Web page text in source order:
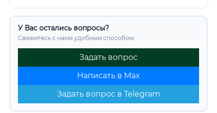
У Вас остались вопросы?
Свяжитесь с нами удобным способом:
Задать вопрос
Написать в Max
Задать вопрос в Telegram